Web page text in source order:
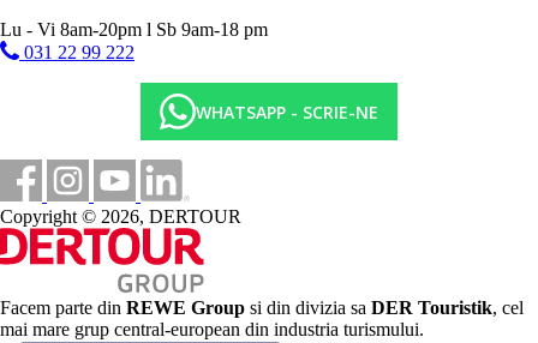
volei pe plaja
badminton
barca cu fund de sticla
windsurfing
placa cu vasle
zumba de apa
tur al fermei de corali
Activitati sportive contra cost
centru SPA
scufundari
sporturi acvatice pe plaja
Lu - Vi 8am-20pm l Sb 9am-18 pm
031 22 99 222
WHATSAPP - SCRIE-NE
Copyright © 2026, DERTOUR
Facem parte din REWE Group si din divizia sa DER Touristik, cel
mai mare grup central-european din industria turismului.